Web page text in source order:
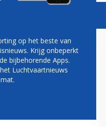
BIJ
NIEUWE
op het beste van
Krijg onbeperkt
bijbehorende Apps.
Luchtvaartnieuws